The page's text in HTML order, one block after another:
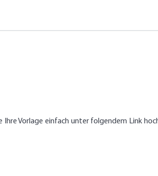
Vorlage einfach unter folgendem Link